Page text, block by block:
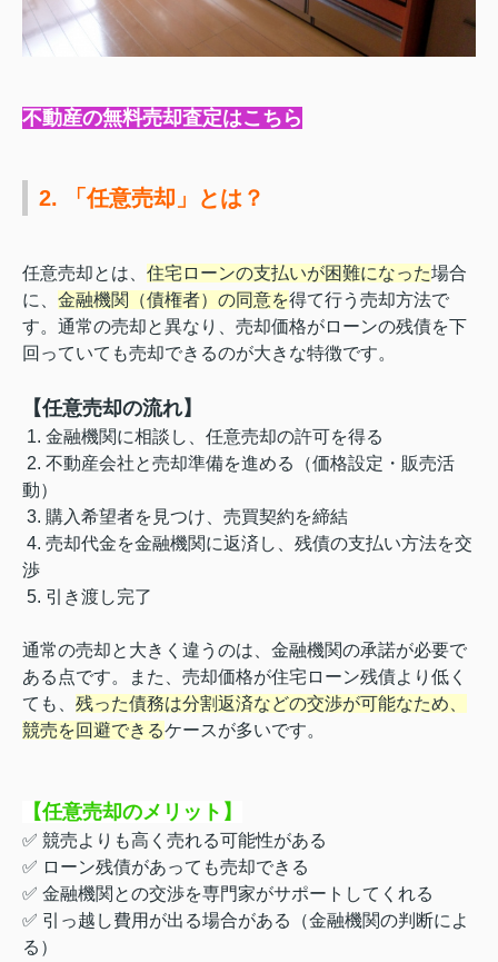
不動産の無料売却査定はこちら
2. 「任意売却」とは？
任意売却とは、 住宅ローンの支払いが困難になった場合
に、 金融機関（債権者）の同意を得て行う売却方法で
す。通常の売却と異なり、売却価格がローンの残債を下
回っていても売却できるのが大きな特徴です。
【任意売却の流れ】
1. 金融機関に相談し、任意売却の許可を得る
2. 不動産会社と売却準備を進める（価格設定・販売活
動）
3. 購入希望者を見つけ、売買契約を締結
4. 売却代金を金融機関に返済し、残債の支払い方法を交
渉
5. 引き渡し完了
通常の売却と大きく違うのは、金融機関の承諾が必要で
ある点です。また、売却価格が住宅ローン残債より低く
ても、 残った債務は分割返済などの交渉が可能なため、
競売を回避できるケースが多いです。
【任意売却のメリット 】
✅ 競売よりも高く売れる可能性がある
✅ ローン残債があっても売却できる
✅ 金融機関との交渉を専門家がサポートしてくれる
✅ 引っ越し費用が出る場合がある（金融機関の判断によ
る）